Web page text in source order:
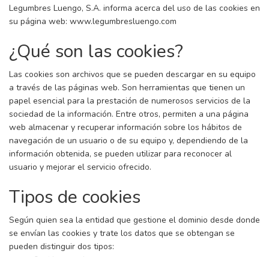
Legumbres Luengo, S.A. informa acerca del uso de las cookies en
su página web: www.legumbresluengo.com
¿Qué son las cookies?
Las cookies son archivos que se pueden descargar en su equipo
a través de las páginas web. Son herramientas que tienen un
papel esencial para la prestación de numerosos servicios de la
sociedad de la información. Entre otros, permiten a una página
web almacenar y recuperar información sobre los hábitos de
navegación de un usuario o de su equipo y, dependiendo de la
información obtenida, se pueden utilizar para reconocer al
usuario y mejorar el servicio ofrecido.
Tipos de cookies
Según quien sea la entidad que gestione el dominio desde donde
se envían las cookies y trate los datos que se obtengan se
pueden distinguir dos tipos: